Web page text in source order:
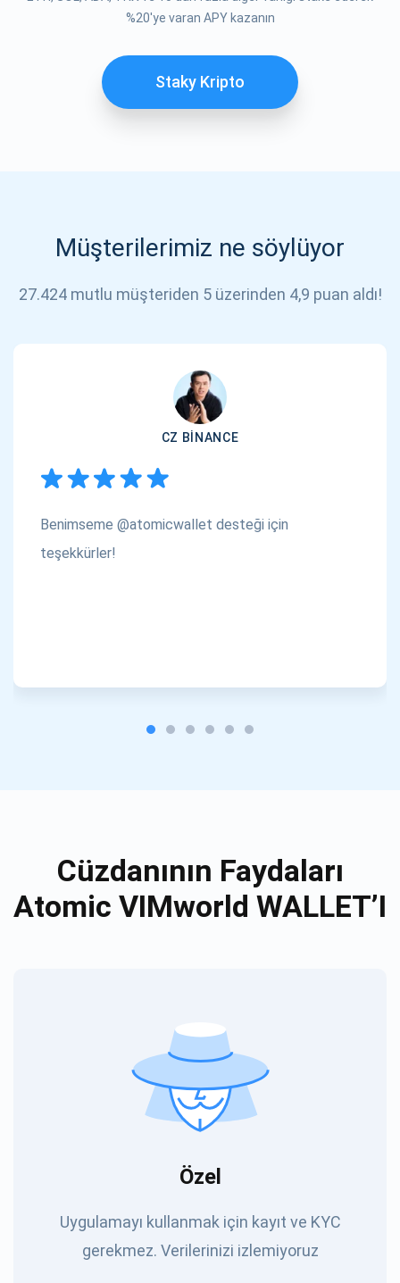
%20'ye varan APY kazanın
Staky Kripto
Müşterilerimiz ne söylüyor
27.424 mutlu müşteriden 5 üzerinden 4,9 puan aldı!
CZ BINANCE
Benimseme @atomicwallet desteği için
teşekkürler!
Cüzdanının Faydaları
Atomic VIMworld WALLET’I
Özel
Uygulamayı kullanmak için kayıt ve KYC
gerekmez. Verilerinizi izlemiyoruz